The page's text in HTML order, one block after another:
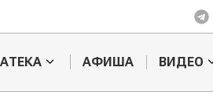
АФИША ВИДЕО